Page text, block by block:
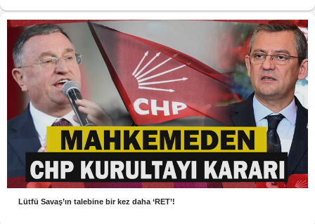
Lütfü Savaş’ın talebine bir kez daha ‘RET’!